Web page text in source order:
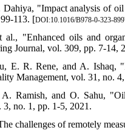
Dahiya, "Impact analysis of
113. [DOI:10.1016/B978-0-323-
"Enhanced oils and
Journal, vol. 309, pp. 7-14,
E. R. Rene, and A. Ishaq,
Management, vol. 31, no.
Ramish, and O. Sahu,
3, no. 1, pp. 1-5, 2021.
challenges of remotely